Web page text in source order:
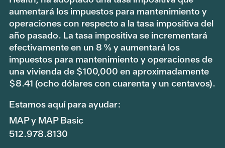
aumentará los impuestos para mantenimiento y
operaciones con respecto a la tasa impositiva del
año pasado. La tasa impositiva se incrementará
efectivamente en un 8 % y aumentará los
impuestos para mantenimiento y operaciones de
una vivienda de $100,000 en aproximadamente
$8.41 (ocho dólares con cuarenta y un centavos).
Estamos aquí para ayudar:
MAP y MAP Basic
512.978.8130